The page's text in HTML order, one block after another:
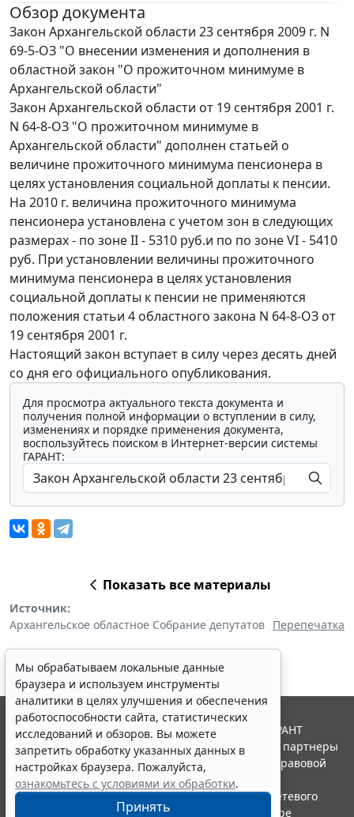
Обзор документа
Закон Архангельской области 23 сентября 2009 г. N
69-5-ОЗ "О внесении изменения и дополнения в
областной закон "О прожиточном минимуме в
Архангельской области"
Закон Архангельской области от 19 сентября 2001 г.
N 64-8-ОЗ "О прожиточном минимуме в
Архангельской области" дополнен статьей о
величине прожиточного минимума пенсионера в
целях установления социальной доплаты к пенсии.
На 2010 г. величина прожиточного минимума
пенсионера установлена с учетом зон в следующих
размерах - по зоне II - 5310 руб.и по по зоне VI - 5410
руб. При установлении величины прожиточного
минимума пенсионера в целях установления
социальной доплаты к пенсии не применяются
положения статьи 4 областного закона N 64-8-ОЗ от
19 сентября 2001 г.
Настоящий закон вступает в силу через десять дней
со дня его официального опубликования.
Для просмотра актуального текста документа и
получения полной информации о вступлении в силу,
изменениях и порядке применения документа,
воспользуйтесь поиском в Интернет-версии системы
ГАРАНТ:
Показать все материалы
Источник:
Архангельское областное Собрание депутатов Перепечатка
Мы обрабатываем локальные данные
браузера и используем инструменты
аналитики в целях улучшения и обеспечения
работоспособности сайта, статистических
исследований и обзоров. Вы можете
запретить обработку указанных данных в
настройках браузера. Пожалуйста,
ознакомьтесь с условиями их обработки.
Принять
© ООО "НПП "ГАРАНТ-СЕРВИС", 2026. Система ГАРАНТ
выпускается с 1990 года. Компания "Гарант" и ее партнеры
являются участниками Российской ассоциации правовой
информации ГАРАНТ.
Портал ГАРАНТ.РУ зарегистрирован в качестве сетевого
издания Федеральной службой по надзору в сфере